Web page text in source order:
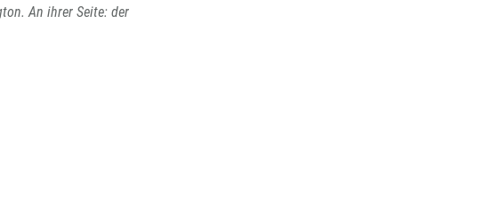
An ihrer Seite: der